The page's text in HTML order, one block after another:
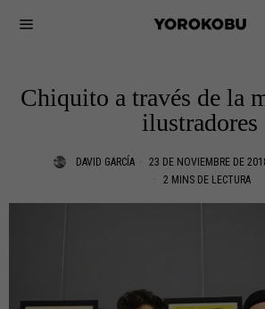
Chiquito a través de la
ilustradores
DAVID GARCÍA 23 DE NOVIEMBRE DE
2 MINS DE LECTURA